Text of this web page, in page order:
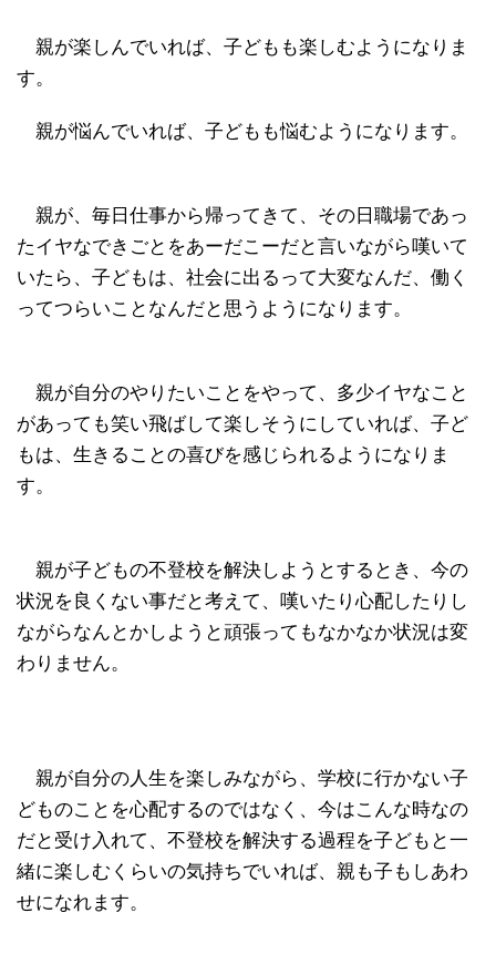
親が楽しんでいれば、子どもも楽しむようになりま
す。
親が悩んでいれば、子どもも悩むようになります。
親が、毎日仕事から帰ってきて、その日職場であっ
たイヤなできごとをあーだこーだと言いながら嘆いて
いたら、子どもは、社会に出るって大変なんだ、働く
ってつらいことなんだと思うようになります。
親が自分のやりたいことをやって、多少イヤなこと
があっても笑い飛ばして楽しそうにしていれば、子ど
もは、生きることの喜びを感じられるようになりま
す。
親が子どもの不登校を解決しようとするとき、今の
状況を良くない事だと考えて、嘆いたり心配したりし
ながらなんとかしようと頑張ってもなかなか状況は変
わりません。
親が自分の人生を楽しみながら、学校に行かない子
どものことを心配するのではなく、今はこんな時なの
だと受け入れて、不登校を解決する過程を子どもと一
緒に楽しむくらいの気持ちでいれば、親も子もしあわ
せになれます。